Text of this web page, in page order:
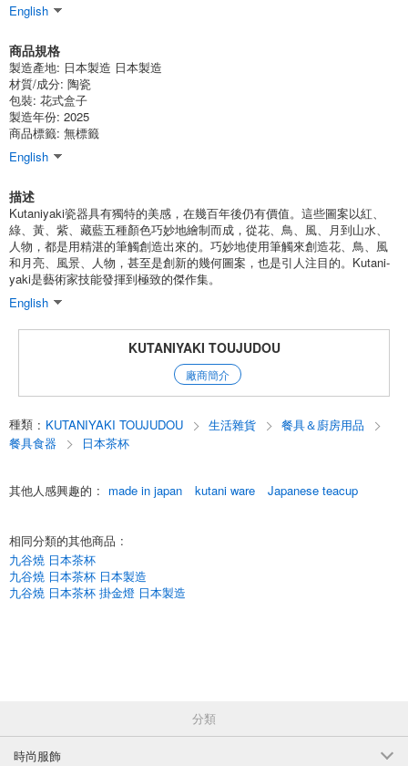
English
商品規格
製造產地: 日本製造 日本製造
材質/成分: 陶瓷
包裝: 花式盒子
製造年份: 2025
商品標籤: 無標籤
English
描述
Kutaniyaki瓷器具有獨特的美感，在幾百年後仍有價值。這些圖案以紅、
綠、黃、紫、藏藍五種顏色巧妙地繪制而成，從花、鳥、風、月到山水、
人物，都是用精湛的筆觸創造出來的。巧妙地使用筆觸來創造花、鳥、風
和月亮、風景、人物，甚至是創新的幾何圖案，也是引人注目的。Kutani-
yaki是藝術家技能發揮到極致的傑作集。
English
KUTANIYAKI TOUJUDOU
廠商簡介
種類 : KUTANIYAKI TOUJUDOU 生活雜貨
餐具＆廚房用品
餐具食器
日本茶杯
其他人感興趣的 : made in japan kutani ware Japanese teacup
相同分類的其他商品 :
九谷燒 日本茶杯
九谷燒 日本茶杯 日本製造
九谷燒 日本茶杯 掛金燈 日本製造
分類
時尚服飾